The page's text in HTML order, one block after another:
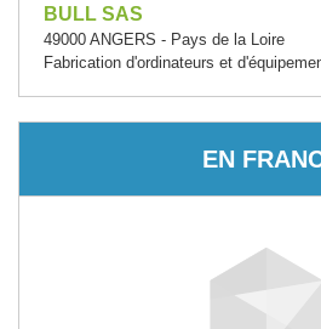
BULL SAS
49000 ANGERS - Pays de la Loire
Fabrication d'ordinateurs et
EN